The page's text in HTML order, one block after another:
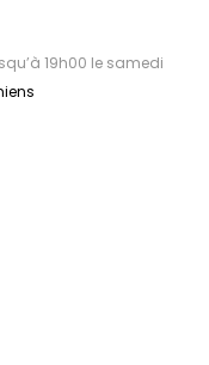
et uniforme.
Armencelle sont
de haute
aux besoins
hydratation,
éclatant de
19h00 le samedi